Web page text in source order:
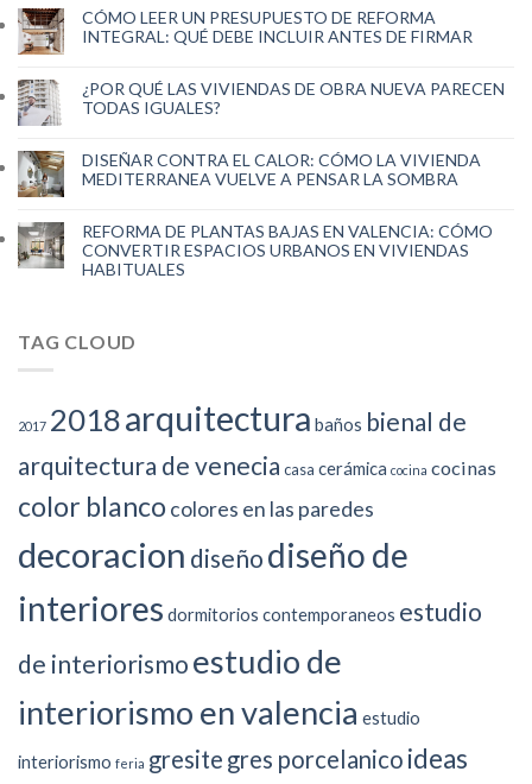
CÓMO LEER UN PRESUPUESTO DE REFORMA
INTEGRAL: QUÉ DEBE INCLUIR ANTES DE FIRMAR
¿POR QUÉ LAS VIVIENDAS DE OBRA NUEVA PARECEN
TODAS IGUALES?
DISEÑAR CONTRA EL CALOR: CÓMO LA VIVIENDA
MEDITERRANEA VUELVE A PENSAR LA SOMBRA
REFORMA DE PLANTAS BAJAS EN VALENCIA: CÓMO
CONVERTIR ESPACIOS URBANOS EN VIVIENDAS
HABITUALES
TAG CLOUD
2017 2018arquitectura baños bienal de
arquitectura de venecia casa cerámica cocina cocinas
color blanco colores en las paredes
decoracion diseño diseño de
interiores dormitorios contemporaneos estudio
de interiorismo estudio de
interiorismo en valencia estudio
interiorismo feria gresite gres porcelanico ideas